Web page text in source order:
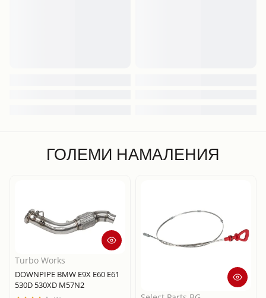
ГОЛЕМИ НАМАЛЕНИЯ
Turbo Works
DOWNPIPE BMW E9X E60 E61
530D 530XD M57N2